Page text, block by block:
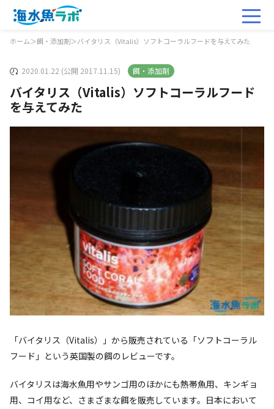
ホーム＞餌・添加剤＞バイタリス（Vitalis）ソフトコーラルフードを与えてみた
2020.01.22 (公開 2017.11.15) 餌・添加剤
バイタリス（Vitalis）ソフトコーラルフード
を与えてみた
「バイタリス（Vitalis）」から販売されている「ソフトコーラル
フード」という英国製の餌のレビューです。
バイタリスは海水魚用やサンゴ用のほかにも熱帯魚用、キンギョ
用、コイ用など、さまざまな餌を販売しています。日本において